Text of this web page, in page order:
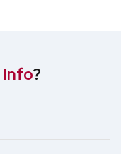
Info?